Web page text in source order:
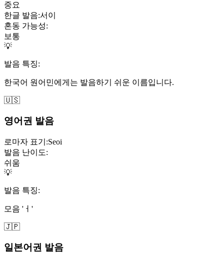
중요
한글 발음:서이
혼동 가능성:
보통
💡
발음 특징:
한국어 원어민에게는 발음하기 쉬운 이름입니다.
🇺🇸
영어권 발음
로마자 표기:Seoi
발음 난이도:
쉬움
💡
발음 특징:
모음 'ㅓ'
🇯🇵
일본어권 발음